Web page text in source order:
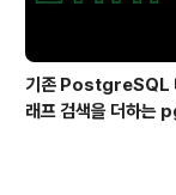
기존 PostgreSQL
래프 검색을 더하는